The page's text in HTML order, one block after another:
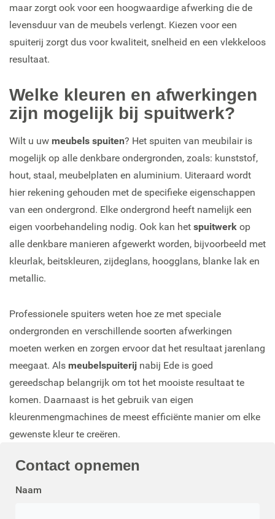
maar zorgt ook voor een hoogwaardige afwerking die de
levensduur van de meubels verlengt. Kiezen voor een
spuiterij zorgt dus voor kwaliteit, snelheid en een vlekkeloos
resultaat.
Welke kleuren en afwerkingen
zijn mogelijk bij spuitwerk?
Wilt u uw meubels spuiten? Het spuiten van meubilair is
mogelijk op alle denkbare ondergronden, zoals: kunststof,
hout, staal, meubelplaten en aluminium. Uiteraard wordt
hier rekening gehouden met de specifieke eigenschappen
van een ondergrond. Elke ondergrond heeft namelijk een
eigen voorbehandeling nodig. Ook kan hetspuitwerkop
alle denkbare manieren afgewerkt worden, bijvoorbeeld met
kleurlak, beitskleuren, zijdeglans, hoogglans, blanke lak en
metallic.
Professionele spuiters weten hoe ze met speciale
ondergronden en verschillende soorten afwerkingen
moeten werken en zorgen ervoor dat het resultaat jarenlang
meegaat. Als meubelspuiterij nabij Ede is goed
gereedschap belangrijk om tot het mooiste resultaat te
komen. Daarnaast is het gebruik van eigen
kleurenmengmachines de meest efficiënte manier om elke
gewenste kleur te creëren.
Contact opnemen
Naam